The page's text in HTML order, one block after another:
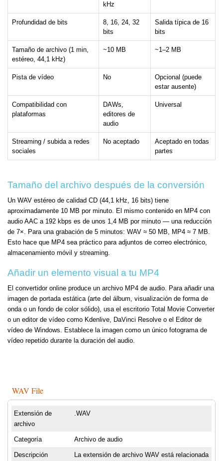
kHz
Profundidad de bits
8, 16, 24, 32
bits
Salida típica de 16
bits
Tamaño de archivo (1 min,
estéreo, 44,1 kHz)
~10 MB ~1–2 MB
Pista de vídeo No
Opcional (puede
estar ausente)
Compatibilidad con
plataformas
DAWs,
editores de
audio
Universal
Streaming / subida a redes
sociales
No aceptado
Aceptado en todas
partes
Tamaño del archivo después de la conversión
Un WAV estéreo de calidad CD (44,1 kHz, 16 bits) tiene
aproximadamente 10 MB por minuto. El mismo contenido en MP4 con
audio AAC a 192 kbps es de unos 1,4 MB por minuto — una reducción
de 7×. Para una grabación de 5 minutos: WAV ≈ 50 MB, MP4 ≈ 7 MB.
Esto hace que MP4 sea práctico para adjuntos de correo electrónico,
almacenamiento móvil y streaming.
Añadir un elemento visual a tu MP4
El convertidor online produce un archivo MP4 de audio. Para añadir una
imagen de portada estática (arte del álbum, visualización de forma de
onda o un fondo de color sólido), usa el escritorio Total Movie Converter
o un editor de vídeo como Kdenlive, DaVinci Resolve o el Editor de
vídeo de Windows. Establece la imagen como un único fotograma de
vídeo repetido durante la duración del audio.
WAV File
Extensión de
archivo
.WAV
Categoría Archivo de audio
Descripción
La extensión de archivo WAV está relacionada